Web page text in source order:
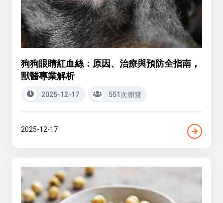
狗狗眼睛紅血絲：原因、治療與預防全指南，
獸醫專業解析
2025-12-17 551次瀏覽
2025-12-17